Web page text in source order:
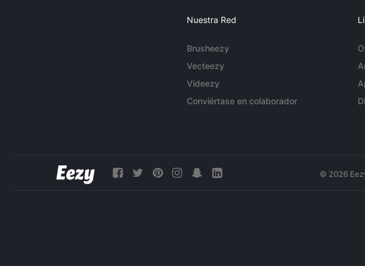
Nuestra Red
Brusheezy
Vecteezy
Videezy
Conviértase en colaborador
© 2026